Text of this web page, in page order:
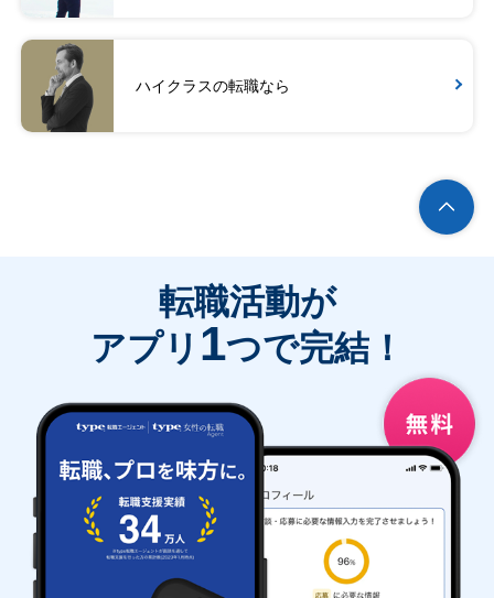
ハイクラスの転職なら
転職活動が
アプリ 1つで完結！